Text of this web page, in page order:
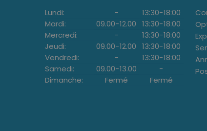
Lundi: - 13:30-18:00
Mardi:
09.00-12.00 13:30-18:00
Mercredi:
- 13:30-18:00
Jeudi:
09.00-12.00 13:30-18:00
Vendredi:
- 13:30-18:00
Samedi:
09.00-13.00
-
Dimanche:
Fermé Fermé